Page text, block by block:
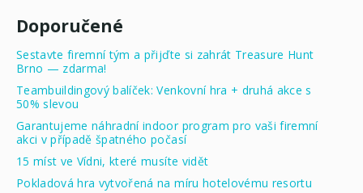
Doporučené
Sestavte firemní tým a přijďte si zahrát Treasure Hunt
Brno — zdarma!
Teambuildingový balíček: Venkovní hra + druhá akce s
50% slevou
Garantujeme náhradní indoor program pro vaši firemní
akci v případě špatného počasí
15 míst ve Vídni, které musíte vidět
Pokladová hra vytvořená na míru hotelovému resortu